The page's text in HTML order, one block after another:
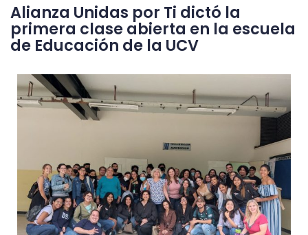
Alianza Unidas por Ti dictó la
primera clase abierta en la escuela
de Educación de la UCV